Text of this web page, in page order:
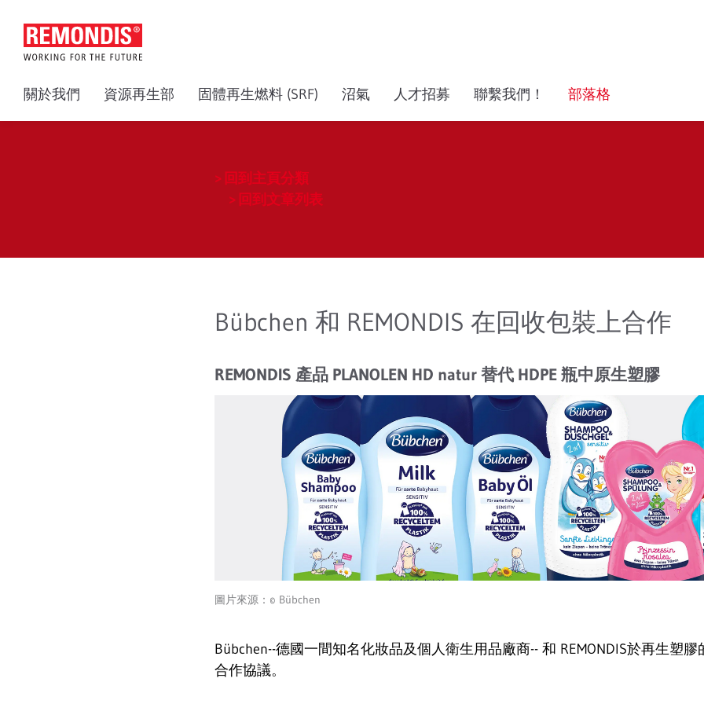
關於我們 資源再生部 固體再生燃料 (SRF) 沼氣 人才招募 聯繫我們！ 部落格
回到主頁分類
回到文章列表
Bübchen 和 REMONDIS 在回收包裝上合作
REMONDIS 產品 PLANOLEN HD natur 替代 HDPE 瓶中原生塑膠
圖片來源：© Bübchen
Bübchen--德國一間知名化妝品及個人衛生用品廠商-- 和 REMONDIS於再生塑
合作協議。